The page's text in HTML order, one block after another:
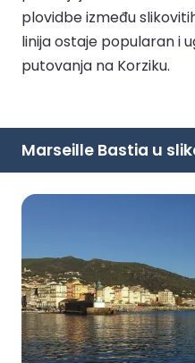
plovidbe između
linija ostaje popularan i
putovanja na Korziku.
Marseille Bastia u